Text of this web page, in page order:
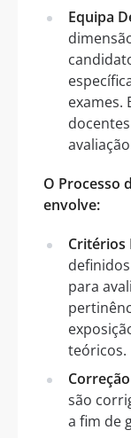
Equipa
exames.
O Processo
envolve:
Critérios
para
teóricos.
são
a fim de